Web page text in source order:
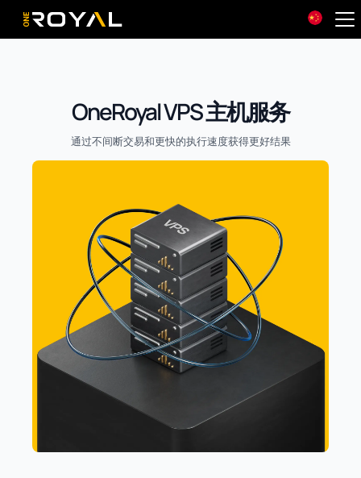
OneRoyal Home
OneRoyal VPS 主机服务
通过不间断交易和更快的执行速度获得更好结果